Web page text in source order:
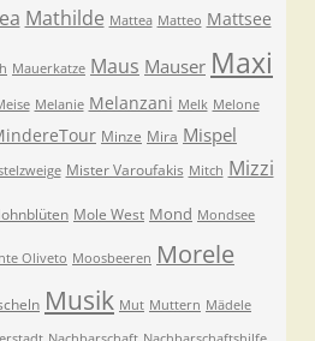
Mathilde Mattea Matteo Mattsee
Mauerkatze Maus Mauser Maxi
Melanie Melanzani Melk Melone
Minze Mira Mispel
Mister Varoufakis Mitch Mizzi
Mole West Mond Mondsee
Oliveto Moosbeeren Morele
Musik Mut Muttern Mädele